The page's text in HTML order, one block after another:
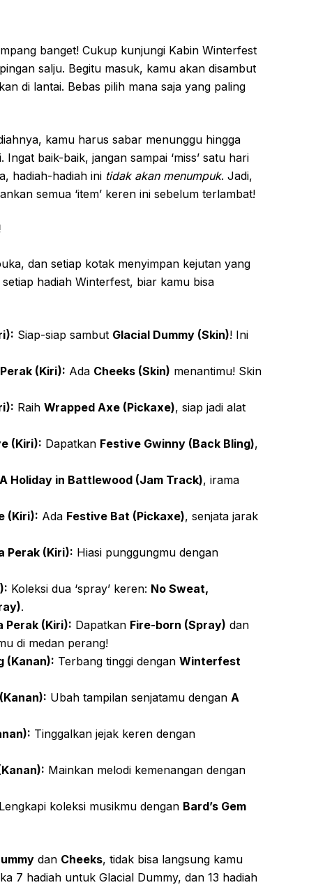
banget! Cukup kunjungi Kabin Winterfest
salju. Begitu masuk, kamu akan disambut
di lantai. Bebas pilih mana saja yang paling
kamu harus sabar menunggu hingga
baik-baik, jangan sampai ‘miss’ satu hari
hadiah-hadiah ini tidak akan menumpuk. Jadi,
semua ‘item’ keren ini sebelum terlambat!
dan setiap kotak menyimpan kejutan yang
setiap hadiah Winterfest, biar kamu bisa
Siap-siap sambut Glacial Dummy (Skin)! Ini
(Kiri): Ada Cheeks (Skin) menantimu! Skin
Raih Wrapped Axe (Pickaxe), siap jadi alat
(Kiri): Dapatkan Festive Gwinny (Back Bling),
Holiday in Battlewood (Jam Track), irama
(Kiri): Ada Festive Bat (Pickaxe), senjata jarak
Perak (Kiri): Hiasi punggungmu dengan
Koleksi dua ‘spray’ keren: No Sweat,
.
Perak (Kiri): Dapatkan Fire-born (Spray) dan
di medan perang!
(Kanan): Terbang tinggi dengan Winterfest
Ubah tampilan senjatamu dengan A
Tinggalkan jejak keren dengan
Mainkan melodi kemenangan dengan
Lengkapi koleksi musikmu dengan Bard’s Gem
dan Cheeks, tidak bisa langsung kamu
7 hadiah untuk Glacial Dummy, dan 13 hadiah